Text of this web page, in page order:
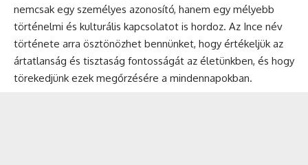
nemcsak egy személyes azonosító, hanem egy mélyebb
történelmi és kulturális kapcsolatot is hordoz. Az Ince név
története arra ösztönözhet bennünket, hogy értékeljük az
ártatlanság és tisztaság fontosságát az életünkben, és hogy
törekedjünk ezek megőrzésére a mindennapokban.